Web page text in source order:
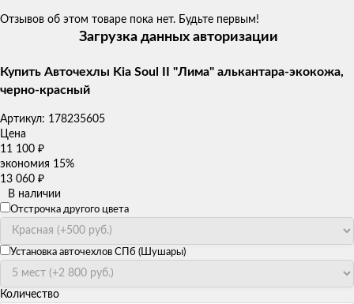
Отзывов об этом товаре пока нет. Будьте первым!
Загрузка данных авторизации
Купить Авточехлы Kia Soul II "Лима" алькантара-экокожа,
черно-красный
Артикул: 178235605
Цена
11 100 ₽
экономия 15%
13 060 ₽
В наличии
Отстрочка другого цвета
Установка авточехлов СПб (Шушары)
Количество